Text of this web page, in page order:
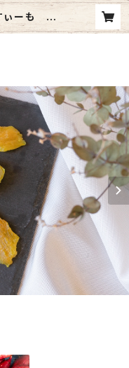
ぃーも 紅
ァーム